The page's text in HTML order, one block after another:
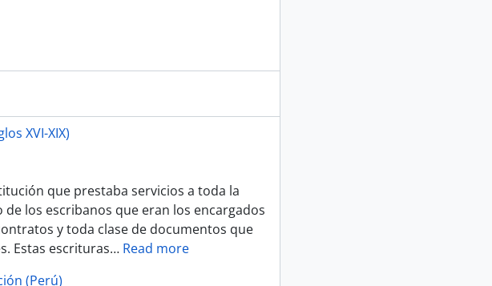
XVI-XIX)
que prestaba servicios a toda la
los escribanos que eran los encargados
y toda clase de documentos que
Estas escrituras… Read more
(Perú)